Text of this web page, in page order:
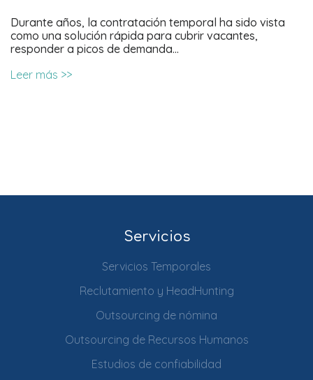
Durante años, la contratación temporal ha sido vista
como una solución rápida para cubrir vacantes,
responder a picos de demanda…
Leer más >>
Servicios
Servicios Temporales
Reclutamiento y HeadHunting
Outsourcing de nómina
Outsourcing de Recursos Humanos
Estudios de confiabilidad